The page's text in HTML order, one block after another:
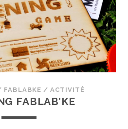
CODE
–
@FABLAB’KE
FABLABKE / ACTIVITÉ
FABLAB’KE